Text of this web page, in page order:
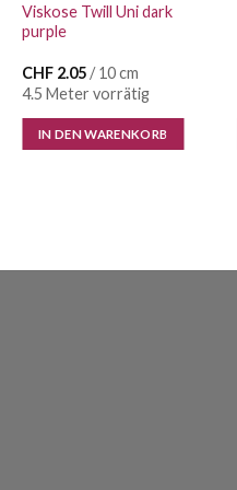
Viskose Twill Uni dark
purple
CHF 2.05/ 10 cm
4.5 Meter vorrätig
IN DEN WARENKORB